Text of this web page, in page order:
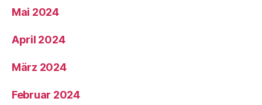
Mai 2024
April 2024
März 2024
Februar 2024